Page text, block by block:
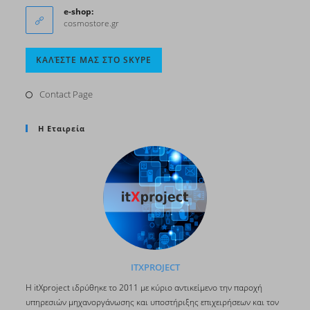
e-shop:
cosmostore.gr
ΚΑΛΈΣΤΕ ΜΑΣ ΣΤΟ SKYPE
in
Contact Page
Η Εταιρεία
ITXPROJECT
H itΧproject ιδρύθηκε το 2011 με κύριο αντικείμενο την παροχή
υπηρεσιών μηχανοργάνωσης και υποστήριξης επιχειρήσεων και τον